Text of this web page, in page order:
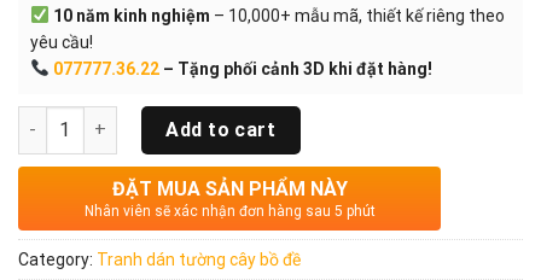
10 năm kinh nghiệm – 10,000+ mẫu mã, thiết kế riêng theo
yêu cầu!
077777.36.22– Tặng phối cảnh 3D khi đặt hàng!
Quantity Add to cart
ĐẶT MUA SẢN PHẨM NÀY
Nhân viên sẽ xác nhận đơn hàng sau 5 phút
Category: Tranh dán tường cây bồ đề